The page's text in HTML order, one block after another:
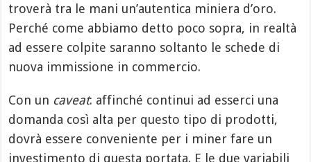
troverà tra le mani un’autentica miniera d’oro.
Perché come abbiamo detto poco sopra, in realtà
ad essere colpite saranno soltanto le schede di
nuova immissione in commercio.
Con un caveat: affinché continui ad esserci una
domanda così alta per questo tipo di prodotti,
dovrà essere conveniente per i miner fare un
investimento di questa portata. E le due variabili